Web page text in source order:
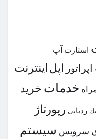
استارت آپ
اپراتور اپل اینترنت
خدمات خرید
ردیابی رپورتاژ
سرویس سیستم